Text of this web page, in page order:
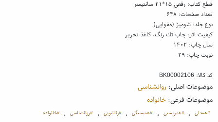
قطع کتاب: رقعی ۱۵*۲۱ سانتیمتر
تعداد صفحات: ۶۴۸
نوع جلد: شومیز (مقوایی)
کیفیت اثر: چاپ تك رنگ، کاغذ تحریر
سال چاپ: ۱۴۰۲
نوبت چاپ: ۲۹
کد کالا: BK00002106
موضوعات اصلی: روانشناسی
موضوعات فرعی:خانواده
#همدلی ، #همزیستی ، #همبستگی ، #زناشویی ، #روانشناسی ، #خانواده